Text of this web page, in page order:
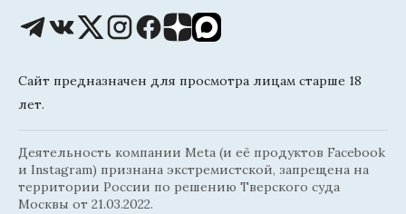
Сайт предназначен для просмотра лицам старше 18
лет.
Деятельность компании Meta (и её продуктов Facebook
и Instagram) признана экстремистской, запрещена на
территории России по решению Тверского суда
Москвы от 21.03.2022.